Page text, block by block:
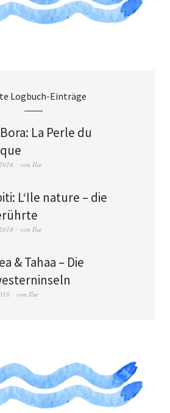
Logbuch-Einträge
La Perle du
von Ilse
L‘Ile nature – die
von Ilse
& Tahaa – Die
von Ilse